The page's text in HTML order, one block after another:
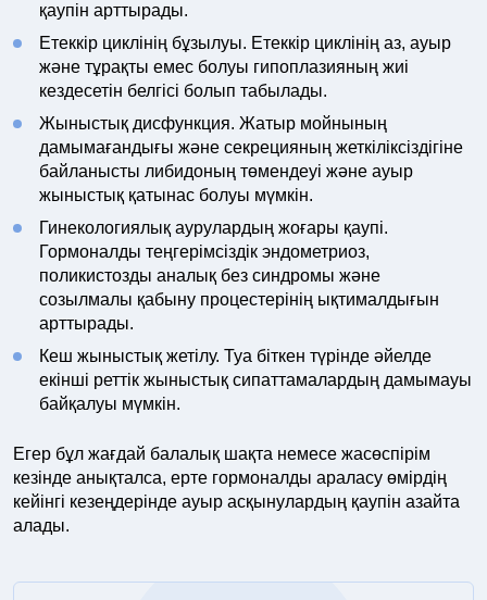
қаупін арттырады.
Етеккір циклінің бұзылуы. Етеккір циклінің аз, ауыр
және тұрақты емес болуы гипоплазияның жиі
кездесетін белгісі болып табылады.
Жыныстық дисфункция. Жатыр мойнының
дамымағандығы және секрецияның жеткіліксіздігіне
байланысты либидоның төмендеуі және ауыр
жыныстық қатынас болуы мүмкін.
Гинекологиялық аурулардың жоғары қаупі.
Гормоналды теңгерімсіздік эндометриоз,
поликистозды аналық без синдромы және
созылмалы қабыну процестерінің ықтималдығын
арттырады.
Кеш жыныстық жетілу. Туа біткен түрінде әйелде
екінші реттік жыныстық сипаттамалардың дамымауы
байқалуы мүмкін.
Егер бұл жағдай балалық шақта немесе жасөспірім
кезінде анықталса, ерте гормоналды араласу өмірдің
кейінгі кезеңдерінде ауыр асқынулардың қаупін азайта
алады.